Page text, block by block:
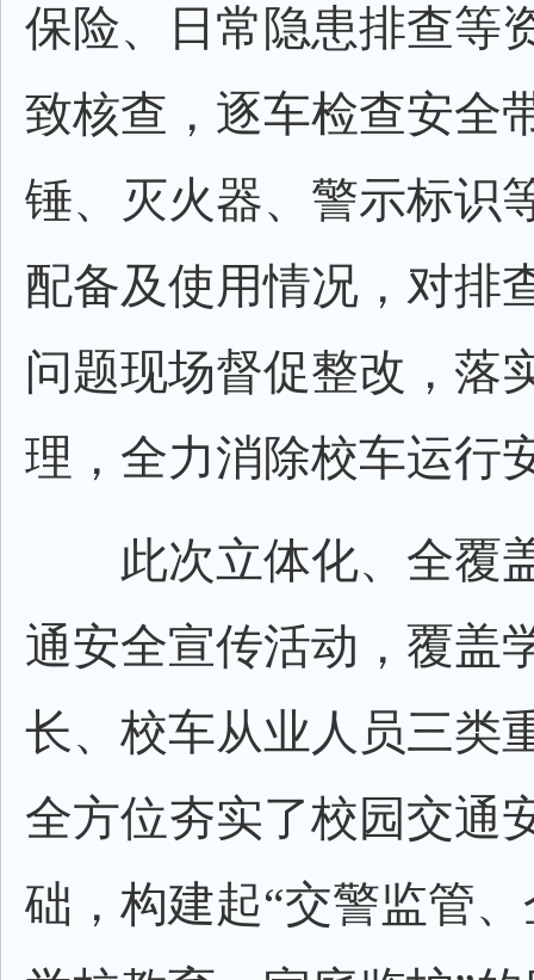
保险、日常隐患排查等
致核查，逐车检查安全
锤、灭火器、警示标识
配备及使用情况，对排
问题现场督促整改，落
理，全力消除校车运行
此次立体化、全覆
通安全宣传活动，覆盖
长、校车从业人员三类
全方位夯实了校园交通
础，构建起“交警监管